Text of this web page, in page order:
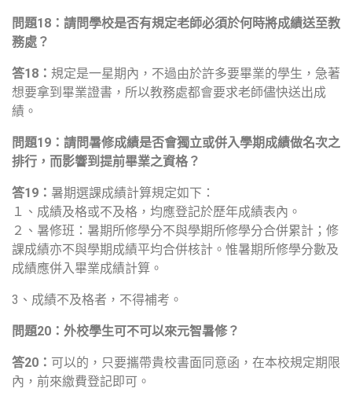
問題18 ：請問學校是否有規定老師必須於何時將成績送至教
務處？
答18 ： 規定是一星期內，不過由於許多要畢業的學生，急著
想要拿到畢業證書，所以教務處都會要求老師儘快送出成
績。
問題19 ：請問暑修成績是否會獨立或併入學期成績做名次之
排行，而影響到提前畢業之資格？
答19 ： 暑期選課成績計算規定如下：
１、成績及格或不及格，均應登記於歷年成績表內。
２、暑修班：暑期所修學分不與學期所修學分合併累計；修
課成績亦不與學期成績平均合併核計。惟暑期所修學分數及
成績應併入畢業成績計算。
3、成績不及格者，不得補考。
問題20 ：外校學生可不可以來元智暑修？
答20 ： 可以的，只要攜帶貴校書面同意函，在本校規定期限
內，前來繳費登記即可。